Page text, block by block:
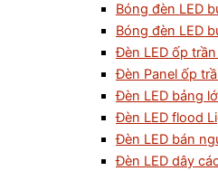
Bóng đèn LED
Bóng đèn LED
Đèn LED ốp
Đèn Panel ốp
Đèn LED bảng
Đèn LED flood
Đèn LED bán
Đèn LED dây